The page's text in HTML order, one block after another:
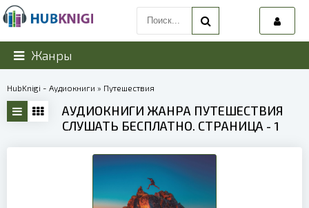
Жанры
HubKnigi - Аудиокниги » Путешествия
АУДИОКНИГИ ЖАНРА ПУТЕШЕСТВИЯ
СЛУШАТЬ БЕСПЛАТНО. СТРАНИЦА - 1